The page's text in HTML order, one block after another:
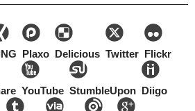
Plaxo Delicious Twitter Flickr
YouTube StumbleUpon Diigo